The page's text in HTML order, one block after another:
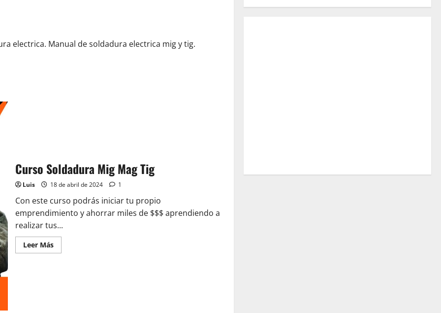
electrica. Manual de soldadura electrica mig y tig.
Curso Soldadura Mig Mag Tig
Luis 18 de abril de 2024 1
Con este curso podrás iniciar tu propio
emprendimiento y ahorrar miles de $$$ aprendiendo a
realizar tus...
Leer MásLeer
más